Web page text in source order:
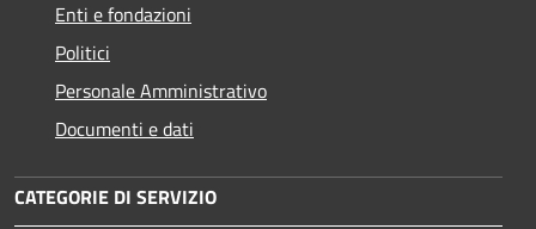
Enti e fondazioni
Politici
Personale Amministrativo
Documenti e dati
CATEGORIE DI SERVIZIO